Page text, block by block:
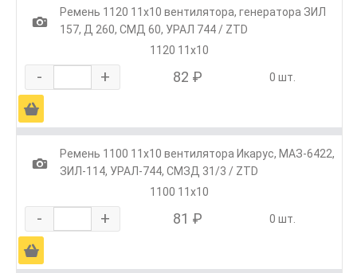
1
Ремень 1120 11x10 вентилятора, генератора ЗИЛ
157, Д 260, СМД 60, УРАЛ 744 / ZTD
1120 11x10
- + 82 ₽ 0 шт.
Ä
1
Ремень 1100 11x10 вентилятора Икарус, МАЗ-6422,
ЗИЛ-114, УРАЛ-744, СМЗД 31/3 / ZTD
1100 11x10
- + 81 ₽ 0 шт.
Ä